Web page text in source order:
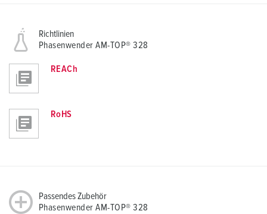
Richtlinien
Phasenwender AM-TOP® 328
REACh
RoHS
Passendes Zubehör
Phasenwender AM-TOP® 328